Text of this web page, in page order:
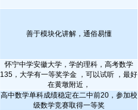
善于模块化讲解，通俗易懂
怀宁中学安徽大学，学的理科，高考数学
135，大学有一等奖学金 ，可以试听 ，最好
在黄墩附近，
高中数学单科成绩稳定在二中前20，参加校
级数学竞赛取得一等奖